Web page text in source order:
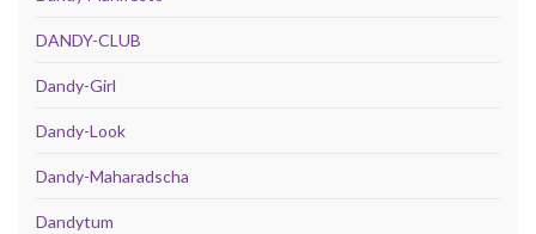
DANDY-CLUB
Dandy-Girl
Dandy-Look
Dandy-Maharadscha
Dandytum